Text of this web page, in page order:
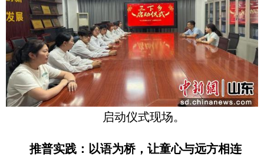
启动仪式现场。
推普实践：以语为桥，让童心与远方相连